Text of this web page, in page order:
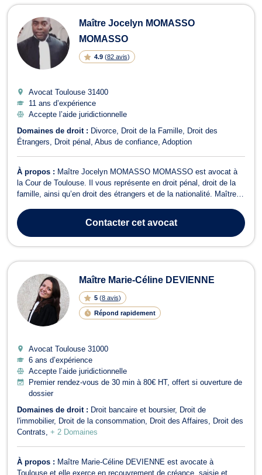
Maître Jocelyn MOMASSO
MOMASSO
4.9 (82 avis)
Avocat Toulouse 31400
11 ans d’expérience
Accepte l’aide juridictionnelle
Domaines de droit : Divorce Droit de la Famille
Droit des
Étrangers
Droit pénal Abus de confiance Adoption
À propos : Maître Jocelyn MOMASSO MOMASSO est avocat à
la Cour de Toulouse. Il vous représente en droit pénal, droit de la
famille, ainsi qu’en droit des étrangers et de la nationalité. Maître
saura vous conseiller en cas de litiges afférents à la séparation, au
divorce, à l...
Contactercet avocat
Maître Marie-Céline DEVIENNE
5 (8 avis)
Répond rapidement
Avocat Toulouse 31000
6 ans d’expérience
Accepte l’aide juridictionnelle
Premier rendez-vous de 30 min à 80€ HT, offert si ouverture de
dossier
Domaines de droit : Droit bancaire et boursier
Droit de
l'immobilier
Droit de la consommation Droit des Affaires
Droit des
Contrats + 2 Domaines
À propos : Maître Marie-Céline DEVIENNE est avocate à
Toulouse et elle exerce en recouvrement de créance, saisie et